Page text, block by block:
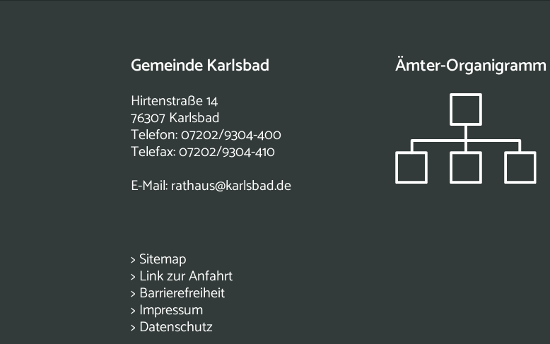
Gemeinde Karlsbad
Hirtenstraße 14
76307 Karlsbad
Telefon: 07202/9304-400
Telefax: 07202/9304-410
E-Mail:rathaus@karlsbad.de
> Sitemap
> Link zur Anfahrt
> Barrierefreiheit
> Impressum
> Datenschutz
Ämter-Organigramm